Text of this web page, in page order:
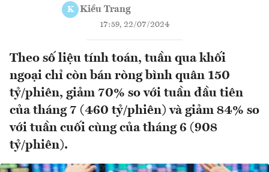
K Kiều Trang
17:59, 22/07/2024
Theo số liệu tính toán, tuần qua khối
ngoại chỉ còn bán ròng bình quân 150
tỷ/phiên, giảm 70% so với tuần đầu tiên
của tháng 7 (460 tỷ/phiên) và giảm 84% so
với tuần cuối cùng của tháng 6 (908
tỷ/phiên).